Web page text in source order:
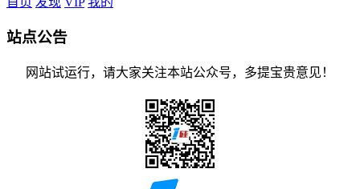
站点公告
网站试运行，请大家关注本站公众号，多提宝贵意见！